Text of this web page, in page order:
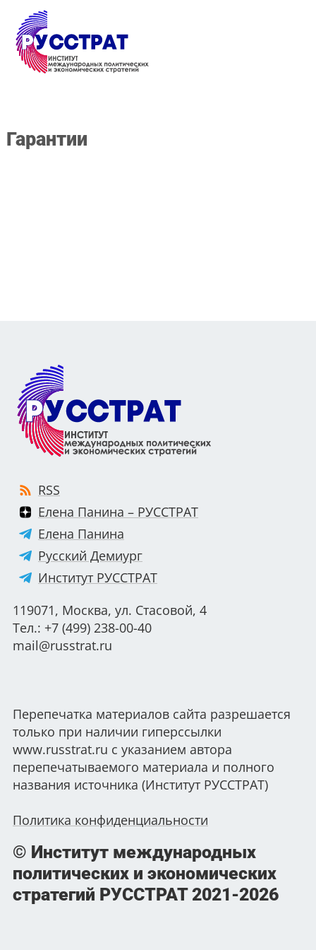
Перейти к основному содержанию
гарантии
RSS
Елена Панина – РУССТРАТ
Елена Панина
Русский Демиург
Институт РУССТРАТ
119071, Москва, ул. Стасовой, 4
Тел.: +7 (499) 238-00-40
mail@russtrat.ru
Перепечатка материалов сайта разрешается
только при наличии гиперссылки
www.russtrat.ru с указанием автора
перепечатываемого материала и полного
названия источника (Институт РУССТРАТ)
Политика конфиденциальности
© Институт международных
политических и экономических
стратегий РУССТРАТ2021-2026